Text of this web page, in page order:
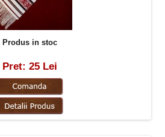
Produs in stoc
Pret: 25 Lei